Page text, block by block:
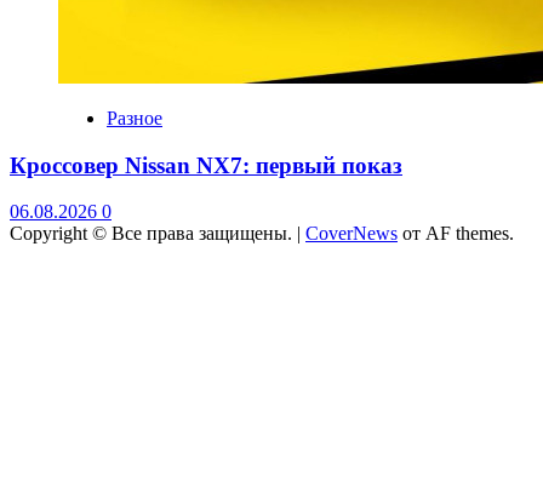
Разное
Кроссовер Nissan NX7: первый показ
06.08.2026 0
Copyright © Все права защищены. | CoverNews от AF themes.